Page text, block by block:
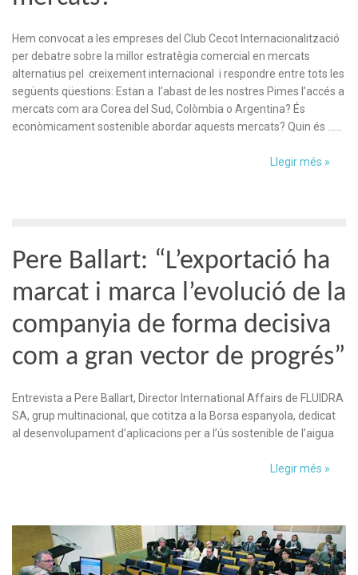
Hem convocat a les empreses del Club Cecot Internacionalització
per debatre sobre la millor estratègia comercial en mercats
alternatius pel creixement internacional i respondre entre tots les
següents qüestions: Estan a l’abast de les nostres Pimes l’accés a
mercats com ara Corea del Sud, Colòmbia o Argentina? És
econòmicament sostenible abordar aquests mercats? Quin és ……
Llegir més »
Pere Ballart: “L’exportació ha
marcat i marca l’evolució de la
companyia de forma decisiva
com a gran vector de progrés”
Entrevista a Pere Ballart, Director International Affairs de FLUIDRA
SA, grup multinacional, que cotitza a la Borsa espanyola, dedicat
al desenvolupament d’aplicacions per a l’ús sostenible de l’aigua
Llegir més »